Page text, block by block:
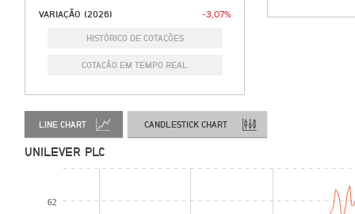
VARIAÇÃO (2026) -3,07%
HISTÓRICO DE COTAÇÕES
COTAÇÃO EM TEMPO REAL
LINE CHART CANDLESTICK CHART
UNILEVER PLC
62